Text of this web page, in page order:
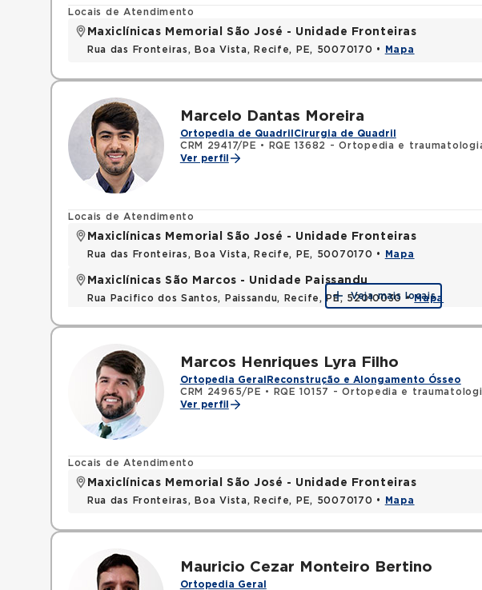
Locais de Atendimento
Maxiclínicas Memorial São José - Unidade Fronteiras
Rua das Fronteiras, Boa Vista, Recife, PE, 50070170 • Mapa
Marcelo Dantas Moreira
Ortopedia de Quadril Cirurgia de Quadril
CRM 29417/PE •
RQE 13682 - Ortopedia e
Ver perfil
Locais de Atendimento
Maxiclínicas Memorial São José - Unidade Fronteiras
Rua das Fronteiras, Boa Vista, Recife, PE, 50070170 • Mapa
Maxiclínicas São Marcos - Unidade Paissandu
Rua Pacifico dos Santos, Paissandu, Recife, PE, 52010030 •Mapa
Veja mais locais
Marcos Henriques Lyra Filho
Ortopedia Geral Reconstrução e Alongamento Ósseo
CRM 24965/PE •
RQE 10157 - Ortopedia e
Ver perfil
Locais de Atendimento
Maxiclínicas Memorial São José - Unidade Fronteiras
Rua das Fronteiras, Boa Vista, Recife, PE, 50070170 • Mapa
Mauricio Cezar Monteiro Bertino
Ortopedia Geral